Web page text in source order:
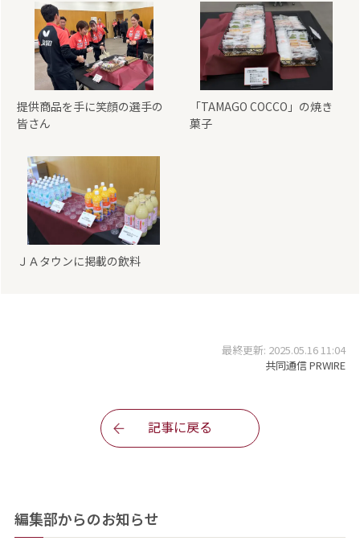
提供商品を手に笑顔の選手の
皆さん
「TAMAGO COCCO」の焼き
菓子
ＪＡタウンに掲載の飲料
最終更新: 2025.05.16 11:04
共同通信 PRWIRE
記事に戻る
編集部からのお知らせ